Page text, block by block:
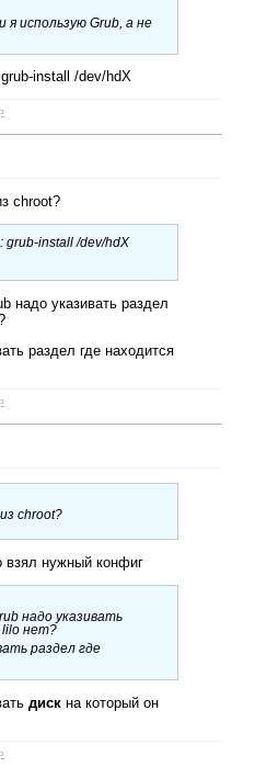
я использую Grub, а не
install /dev/hdХ
chroot?
install /dev/hdХ
надо указивать раздел
раздел где находится
chroot?
взял нужный конфиг
надо указивать
lilo нет?
раздел где
диск на который он